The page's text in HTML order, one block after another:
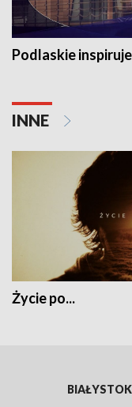
Podlaskie inspiruje
INNE
Życie po...
BIAŁYSTOK